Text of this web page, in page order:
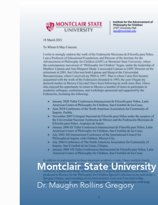
Montclair State University
Dr. Maughn Rollins Gregory